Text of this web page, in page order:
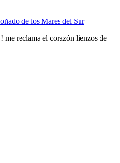
de los Mares del Sur
me reclama el corazón lienzos de